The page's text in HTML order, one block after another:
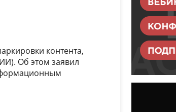
контента,
Об этом заявил